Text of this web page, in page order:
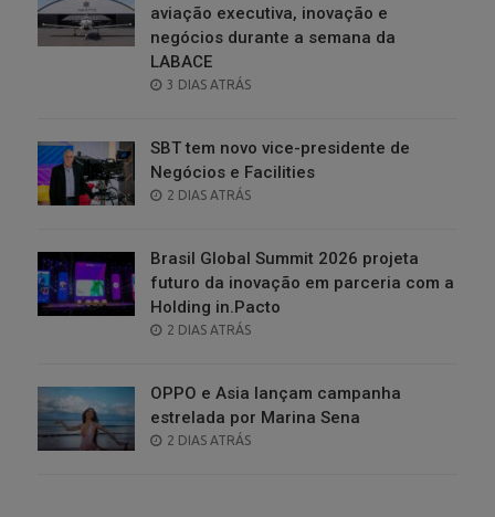
aviação executiva, inovação e
negócios durante a semana da
LABACE
POSTED
3 DIAS ATRÁS
SBT tem novo vice-presidente de
Negócios e Facilities
POSTED
2 DIAS ATRÁS
Brasil Global Summit 2026 projeta
futuro da inovação em parceria com a
Holding in.Pacto
POSTED
2 DIAS ATRÁS
OPPO e Asia lançam campanha
estrelada por Marina Sena
POSTED
2 DIAS ATRÁS